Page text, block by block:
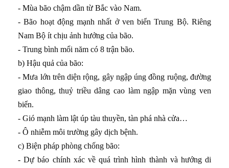
- Mùa bão chậm dần từ Bắc vào Nam.
- Bão hoạt động mạnh nhất ở ven biển Trung Bộ. Riêng
Nam Bộ ít chịu ảnh hưởng của bão.
- Trung bình mổi năm có 8 trận bão.
b) Hậu quả của bão:
- Mưa lớn trên diện rộng, gây ngập úng đồng ruộng, đường
giao thông, thuỷ triều dâng cao làm ngập mặn vùng ven
biển.
- Gió mạnh làm lật úp tàu thuyền, tàn phá nhà cửa…
- Ô nhiễm môi trường gây dịch bệnh.
c) Biện pháp phòng chống bão:
- Dự báo chính xác về quá trình hình thành và hướng di